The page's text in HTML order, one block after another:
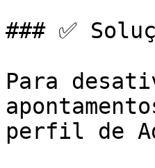
### ✅
Para
perfil de